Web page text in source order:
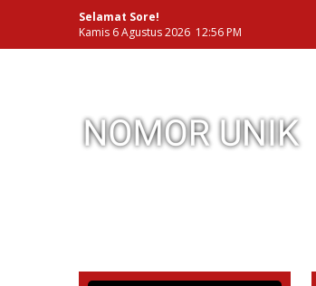
Selamat Sore!
Kamis 6 Agustus 2026 12:56 PM